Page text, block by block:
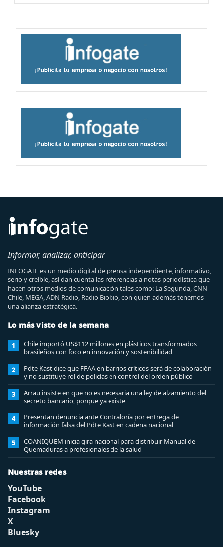
Informar, analizar, anticipar
INFOGATE es un medio digital de prensa independiente, informativo,
serio y creíble, así dan cuenta las referencias a notas periodística que
hacen otros medios de comunicación tales como: La Segunda, CNN
Chile, MEGA, ADN Radio, Radio Biobio, con quien además tenemos
una alianza estratégica.
Lo más visto de la semana
1
Chile importó US$112 millones en plásticos transformados
brasileños con foco en innovación y sostenibilidad
2
Pdte Kast dice que FFAA en barrios críticos será de colaboración
y no sustituye rol de policías en control del orden público
3
Arrau insiste en que no es necesaria una ley de alzamiento del
secreto bancario, porque ya existe
4
Presentan denuncia ante Contraloría por entrega de
información falsa del Pdte Kast en cadena nacional
5
COANIQUEM inicia gira nacional para distribuir Manual de
Quemaduras a profesionales de la salud
Nuestras redes
YouTube
Facebook
Instagram
X
Bluesky